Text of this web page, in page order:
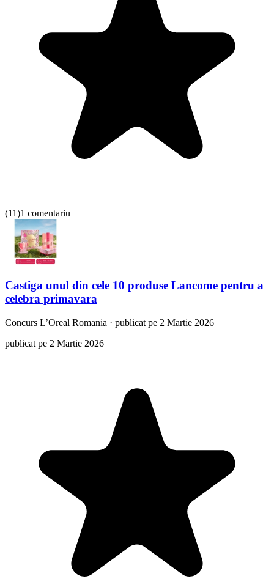
(11)1 comentariu
Castiga unul din cele 10 produse Lancome pentru a
celebra primavara
Concurs L’Oreal Romania · publicat pe 2 Martie 2026
publicat pe 2 Martie 2026